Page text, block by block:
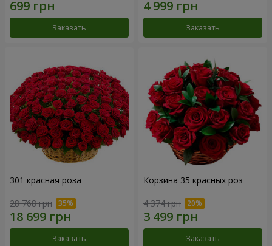
Заказать Заказать
301 красная роза
28 768 грн
Заказать
Корзина 35 красных роз
4 374 грн
Заказать